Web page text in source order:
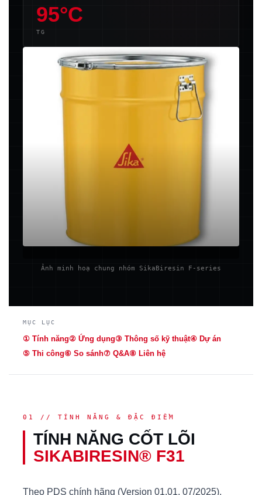
95°C
TG
Ảnh minh hoạ chung nhóm SikaBiresin F-series
MỤC LỤC
① Tính năng② Ứng dụng③ Thông số kỹ thuật④ Dự án
⑤ Thi công⑥ So sánh⑦ Q&A⑧ Liên hệ
01 // TÍNH NĂNG & ĐẶC ĐIỂM
TÍNH NĂNG CỐT LÕI
SIKABIRESIN® F31
Theo PDS chính hãng (Version 01.01, 07/2025),